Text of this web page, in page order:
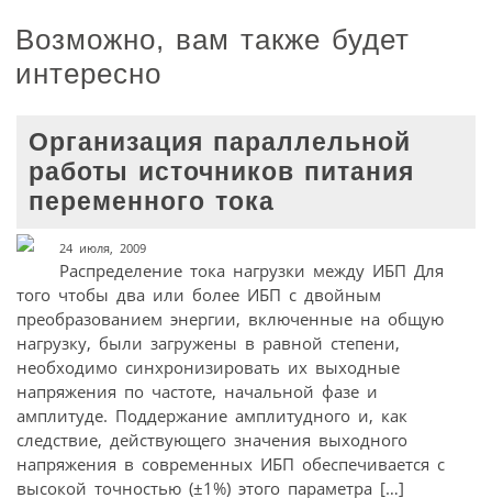
Возможно, вам также будет
интересно
Организация параллельной
работы источников питания
переменного тока
24 июля, 2009
Распределение тока нагрузки между ИБП Для
того чтобы два или более ИБП с двойным
преобразованием энергии, включенные на общую
нагрузку, были загружены в равной степени,
необходимо синхронизировать их выходные
напряжения по частоте, начальной фазе и
амплитуде. Поддержание амплитудного и, как
следствие, действующего значения выходного
напряжения в современных ИБП обеспечивается с
высокой точностью (±1%) этого параметра […]